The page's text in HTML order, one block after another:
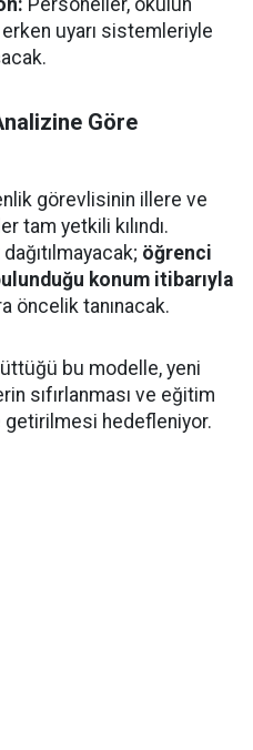
Personeller, okulun
uyarı sistemleriyle
Göre
görevlisinin illere ve
tam yetkili kılındı.
öğrenci
konum itibarıyla
öncelik tanınacak.
bu modelle, yeni
sıfırlanması ve eğitim
getirilmesi hedefleniyor.